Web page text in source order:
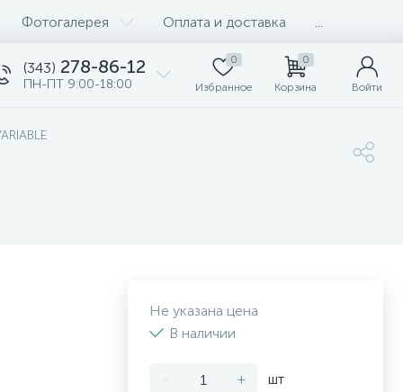
Фотогалерея Оплата и доставка
(343) 278-86-12
ПН-ПТ 9:00-18:00
0
Избранное
0
Корзина Войти
Не указана цена
В наличии
- + шт